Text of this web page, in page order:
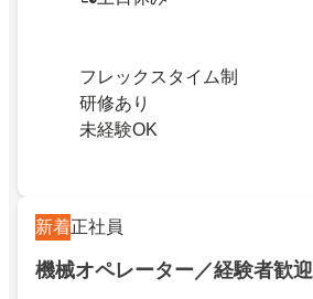
フレックスタイム制
研修あり
未経験OK
新着正社員
機械オペレーター／経験者歓